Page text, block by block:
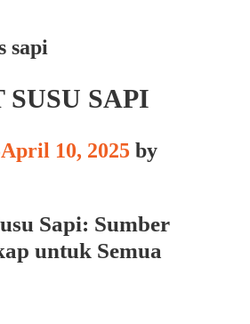
SAPI
April 10, 2025 by
Sapi: Sumber
untuk Semua